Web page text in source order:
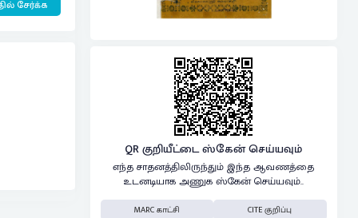
சேர்க்க
QR குறியீட்டை ஸ்கேன் செய்யவும்
எந்த சாதனத்திலிருந்தும் இந்த ஆவணத்தை
உடனடியாக அணுக ஸ்கேன் செய்யவும்..
MARC காட்சி CITE குறிப்பு